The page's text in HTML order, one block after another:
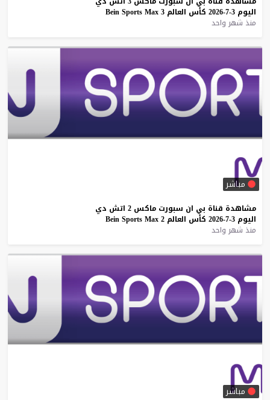
اليوم 3-7-2026 كأس العالم Bein Sports Max 3
منذ شهر واحد
مباشر
مشاهدة قناة بي ان سبورت ماكس 2 اتش دي
اليوم 3-7-2026 كأس العالم Bein Sports Max 2
منذ شهر واحد
مباشر